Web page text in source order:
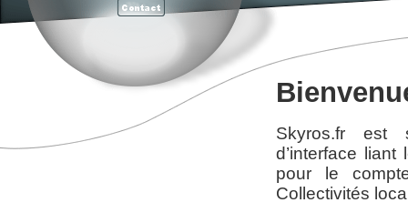
Skyros.fr est
d’interface liant
pour le
Collectivités